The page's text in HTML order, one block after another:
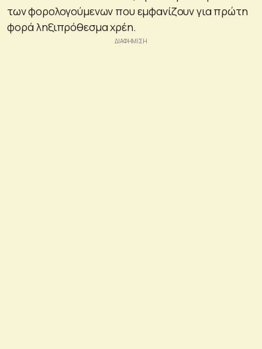
των φορολογούμενων που εμφανίζουν για πρώτη
φορά ληξιπρόθεσμα χρέη.